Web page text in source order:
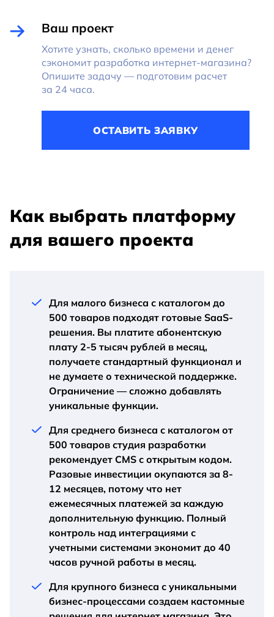
Ваш проект
Хотите узнать, сколько времени и денег
сэкономит разработка интернет-магазина?
Опишите задачу — подготовим расчет
за 24 часа.
ОСТАВИТЬ ЗАЯВКУ
Как выбрать платформу
для вашего проекта
Для малого бизнеса с каталогом до
500 товаров подходят готовые SaaS-
решения. Вы платите абонентскую
плату 2-5 тысяч рублей в месяц,
получаете стандартный функционал и
не думаете о технической поддержке.
Ограничение — сложно добавлять
уникальные функции.
Для среднего бизнеса с каталогом от
500 товаров студия разработки
рекомендует CMS с открытым кодом.
Разовые инвестиции окупаются за 8-
12 месяцев, потому что нет
ежемесячных платежей за каждую
дополнительную функцию. Полный
контроль над интеграциями с
учетными системами экономит до 40
часов ручной работы в месяц.
Для крупного бизнеса с уникальными
бизнес-процессами создаем кастомные